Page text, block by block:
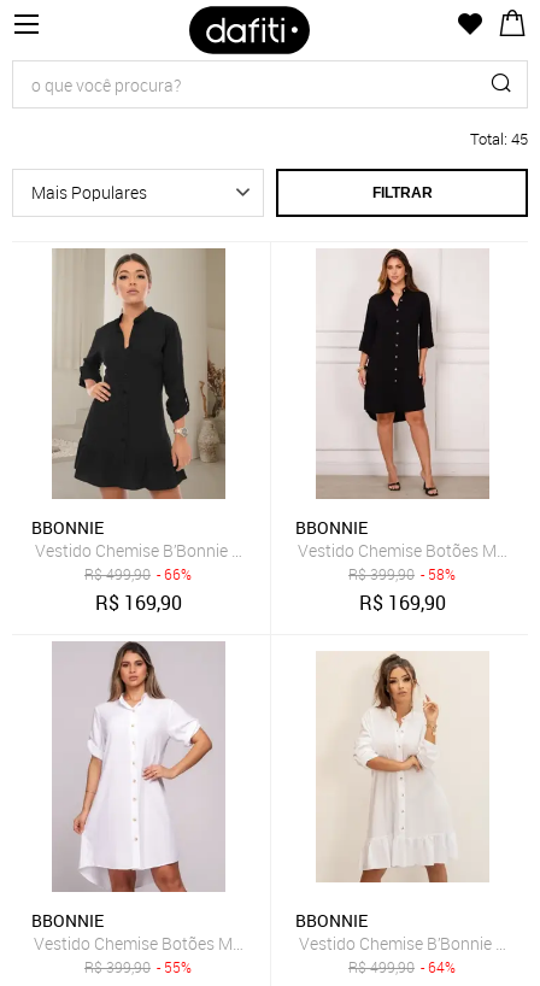
Total: 45
FILTRAR
BBONNIE
Vestido Chemise B’Bonnie Rebeca Preto
R$499,90 - 66%
R$ 169,90
BBONNIE
Vestido Chemise Botões M/C
R$399,90 - 58%
R$ 169,90
BBONNIE
Vestido Chemise Botões M/C B’Bonnie Vitória Branco
R$399,90 - 55%
BBONNIE
Vestido Chemise B’Bonnie
R$499,90 - 64%